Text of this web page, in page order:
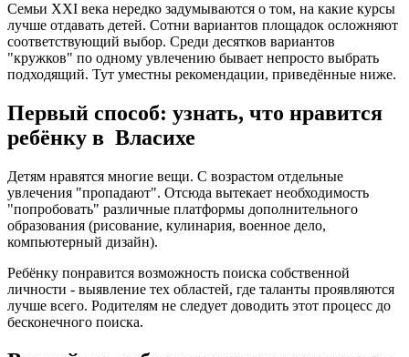
Семьи XXI века нередко задумываются о том, на какие курсы
лучше отдавать детей. Сотни вариантов площадок осложняют
соответствующий выбор. Среди десятков вариантов
"кружков" по одному увлечению бывает непросто выбрать
подходящий. Тут уместны рекомендации, приведённые ниже.
Первый способ: узнать, что нравится
ребёнку в Власихе
Детям нравятся многие вещи. С возрастом отдельные
увлечения "пропадают". Отсюда вытекает необходимость
"попробовать" различные платформы дополнительного
образования (рисование, кулинария, военное дело,
компьютерный дизайн).
Ребёнку понравится возможность поиска собственной
личности - выявление тех областей, где таланты проявляются
лучше всего. Родителям не следует доводить этот процесс до
бесконечного поиска.